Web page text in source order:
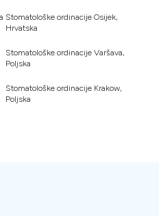
Stomatološke ordinacije Osijek,
Hrvatska
Stomatološke ordinacije Varšava,
Poljska
Stomatološke ordinacije Krakow,
Poljska